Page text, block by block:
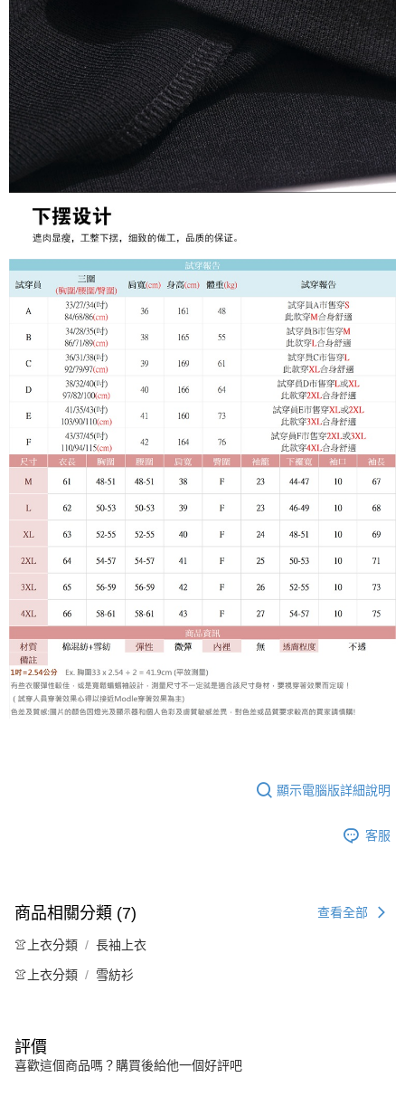
顯示電腦版詳細說明
客服
商品相關分類 (7) 查看全部
👚上衣分類 長袖上衣
👚上衣分類 雪紡衫
評價
喜歡這個商品嗎？購買後給他一個好評吧